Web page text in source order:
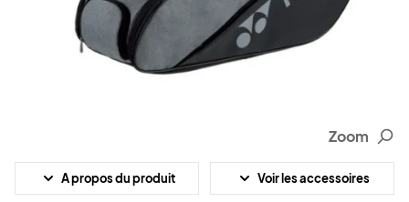
Zoom
A propos du produit Voir les accessoires